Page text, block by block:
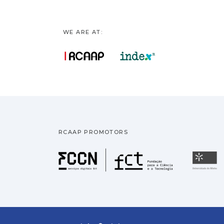
WE ARE AT:
RCAAP PROMOTORS
Fundação